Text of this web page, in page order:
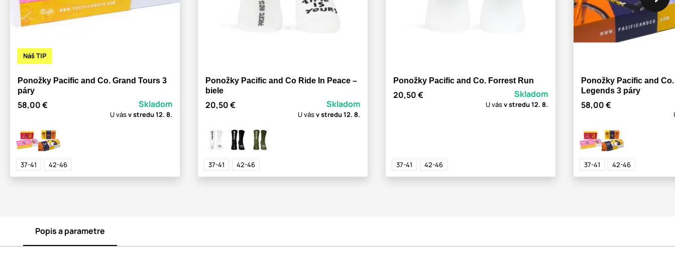
Náš TIP
Ponožky Pacific and Co. Grand Tours 3
páry
58,00 € Skladom
U vásv stredu12. 8.
37-41 42-46
Ponožky Pacific and Co Ride In Peace –
biele
20,50 € Skladom
U vásv stredu12. 8.
37-41 42-46
Ponožky Pacific and Co. Forrest Run
20,50 € Skladom
U vásv stredu12. 8.
37-41 42-46
Ponožky Pacific and
Legends 3 páry
58,00 €
37-41 42-46
Popis a parametre